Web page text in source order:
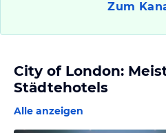
Zum
City of London:
Städtehotels
Alle anzeigen